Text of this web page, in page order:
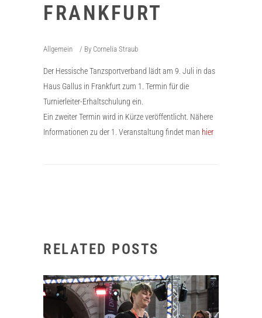
FRANKFURT
Allgemein By Cornelia Straub
Der Hessische Tanzsportverband lädt am 9. Juli in das
Haus Gallus in Frankfurt zum 1. Termin für die
Turnierleiter-Erhaltschulung ein.
Ein zweiter Termin wird in Kürze veröffentlicht. Nähere
Informationen zu der 1. Veranstaltung findet man hier
RELATED POSTS